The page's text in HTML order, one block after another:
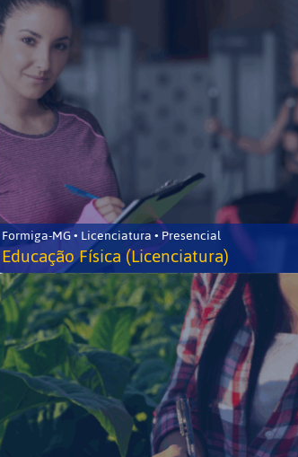
Formiga-MG • Licenciatura • Presencial
Educação Física (Licenciatura)